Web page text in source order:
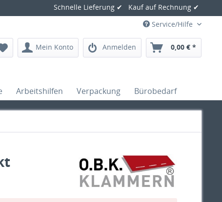
Schnelle Lieferung ✔ Kauf auf Rechnung ✔
Service/Hilfe
Mein Konto Anmelden 0,00 € *
Arbeitshilfen Verpackung Bürobedarf